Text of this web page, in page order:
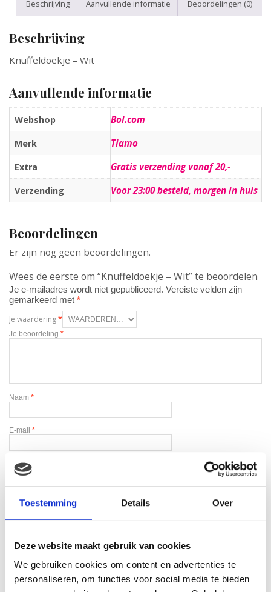
Toestemming Details Over
Deze website maakt gebruik van cookies
We gebruiken cookies om content en advertenties te
personaliseren, om functies voor social media te bieden
Beschrijving Aanvullende informatie Beoordelingen (0)
Beschrijving
Knuffeldoekje – Wit
Aanvullende informatie
Webshop Bol.com
Merk Tiamo
Extra Gratis verzending vanaf 20,-
Verzending Voor 23:00 besteld, morgen in huis
Beoordelingen
Er zijn nog geen beoordelingen.
Wees de eerste om “Knuffeldoekje – Wit” te beoordelen
Je e-mailadres wordt niet gepubliceerd. Vereiste velden zijn
gemarkeerd met *
Je waardering*
Je beoordeling *
Naam *
E-mail *